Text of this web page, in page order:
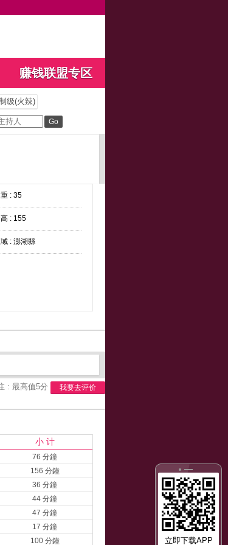
赚钱联盟专区
立即下载APP
级(火辣)
: 35
: 155
域 : 澎湖縣
: 最高值5分 我要去评价
小 计
76 分鐘
156 分鐘
36 分鐘
44 分鐘
47 分鐘
17 分鐘
100 分鐘